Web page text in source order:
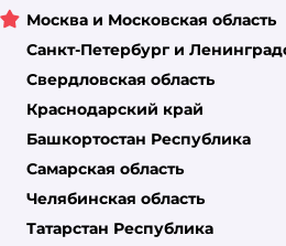
Москва и Московская область
Санкт-Петербург и
Свердловская область
Краснодарский край
Башкортостан Республика
Самарская область
Челябинская область
Татарстан Республика